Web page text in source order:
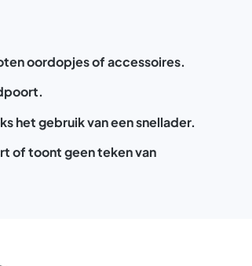
oordopjes of accessoires.
het gebruik van een snellader.
of toont geen teken van